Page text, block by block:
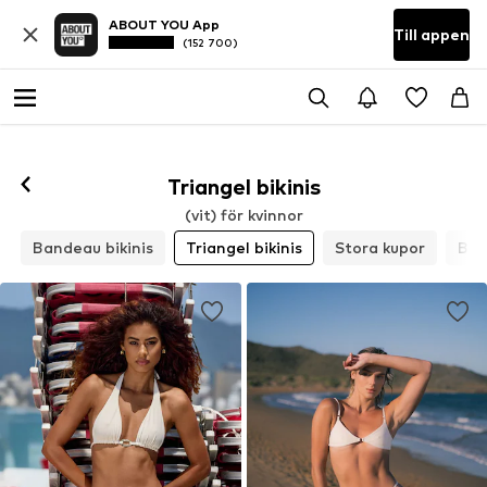
ABOUT YOU App
(152 700) Till appen
Triangel bikinis
(vit) för kvinnor
Bandeau bikinis
Triangel bikinis Stora kupor